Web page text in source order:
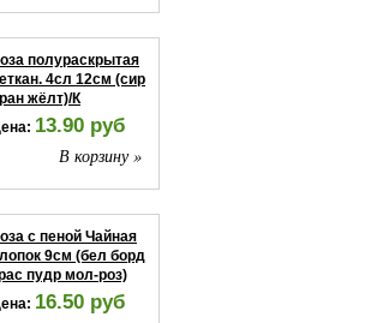
полураскрытая
4сл 12см (сир
жёлт)/К
13.90 руб
В корзину »
с пеной Чайная
9см (бел борд
пудр мол-роз)
16.50 руб